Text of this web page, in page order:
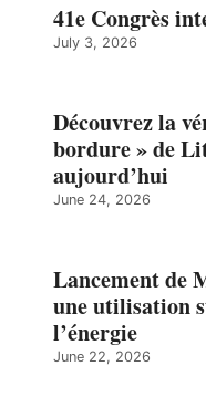
41e Congrès
July 3, 2026
Découvrez la
bordure » de
aujourd’hui
June 24, 2026
Lancement de
une utilisation
l’énergie
June 22, 2026